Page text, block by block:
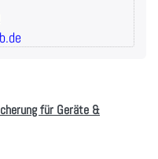
für Geräte &